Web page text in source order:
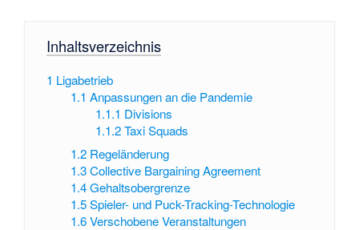
Inhaltsverzeichnis
1 Ligabetrieb
1.1 Anpassungen an die Pandemie
1.1.1 Divisions
1.1.2 Taxi Squads
1.2 Regeländerung
1.3 Collective Bargaining Agreement
1.4 Gehaltsobergrenze
1.5 Spieler- und Puck-Tracking-Technologie
1.6 Verschobene Veranstaltungen